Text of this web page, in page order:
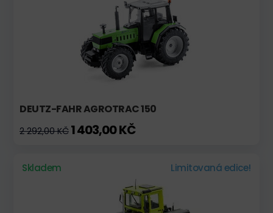
DEUTZ-FAHR AGROTRAC 150
2 292,00 KČ 1 403,00 KČ
Skladem Limitovaná edice!